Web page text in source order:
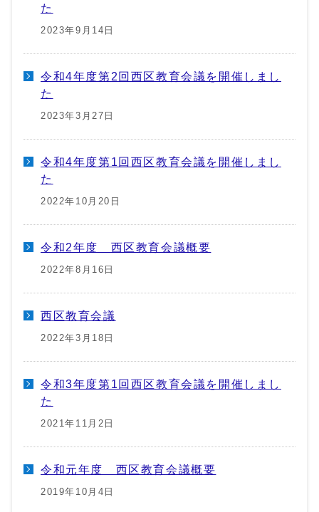
た
2023年9月14日
令和4年度第2回西区教育会議を開催しまし
た
2023年3月27日
令和4年度第1回西区教育会議を開催しまし
た
2022年10月20日
令和2年度 西区教育会議概要
2022年8月16日
西区教育会議
2022年3月18日
令和3年度第1回西区教育会議を開催しまし
た
2021年11月2日
令和元年度 西区教育会議概要
2019年10月4日